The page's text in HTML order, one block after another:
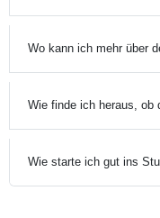
Wo kann ich mehr über
Wie finde ich heraus, ob
Wie starte ich gut ins